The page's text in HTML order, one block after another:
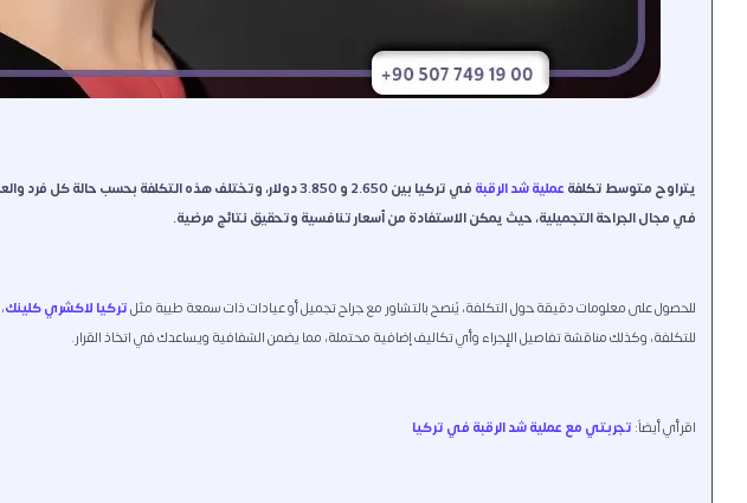
يتراوح متوسط تكلفةعملية شد الرقبة
في تركيا بين 2.650 و 3.850 دولار، وتختلف هذه التكلفة بحسب
في مجال الجراحة التجميلية، حيث يمكن الاستفادة من أسعار تنافسية وتحقيق نتائج مرضية.
للحصول على معلومات دقيقة حول التكلفة، يُنصح بالتشاور مع جراح تجميل أو عيادات ذات سمعة طيبة مثلتركيا لاكشري كلينك
للتكلفة، وكذلك مناقشة تفاصيل الإجراء وأي تكاليف إضافية محتملة، مما يضمن الشفافية ويساعدك في اتخاذ القرار.
اقرأي أيضاً:تجربتي مع عملية شد الرقبة في تركيا